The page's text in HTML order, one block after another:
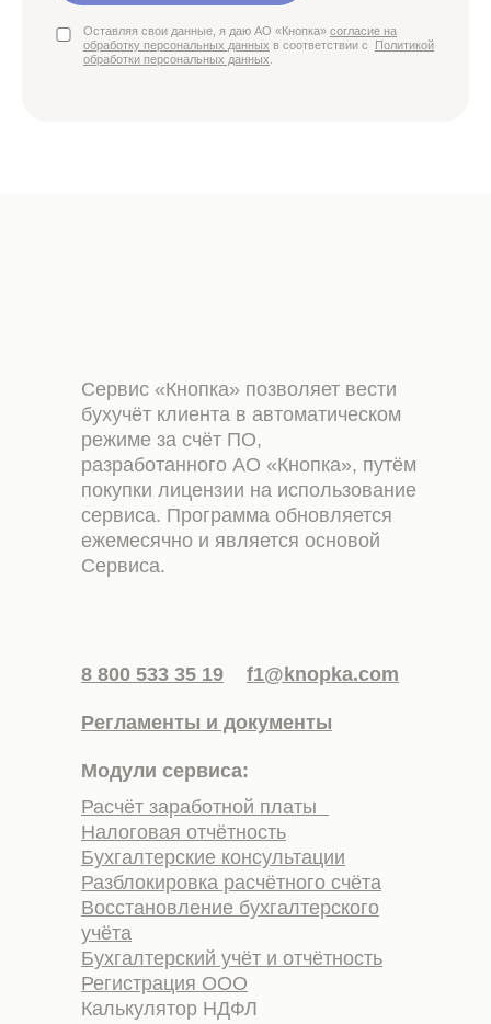
Оставляя свои данные, я даю АО «Кнопка» согласие на
обработку персональных данных в соответствии с Политикой
обработки персональных данных
8 800 533 35 19 f1@knopka.com
Регламенты и документы
Модули сервиса:
Расчёт заработной платы
Налоговая отчётность
Бухгалтерские консультации
Разблокировка расчётного счёта
Восстановление бухгалтерского
учёта
Бухгалтерский учёт и отчётность
Регистрация ООО
Калькулятор НДФЛ
Сервис «Кнопка» позволяет вести
бухучёт клиента в автоматическом
режиме за счёт ПО,
разработанного АО «Кнопка», путём
покупки лицензии на использование
сервиса. Программа обновляется
ежемесячно и является основой
Сервиса.